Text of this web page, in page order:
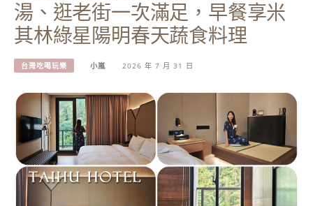
湯、逛老街一次滿足，早餐享米
其林綠星陽明春天蔬食料理
台灣吃喝玩樂 小嵐 2026 年 7 月 31 日